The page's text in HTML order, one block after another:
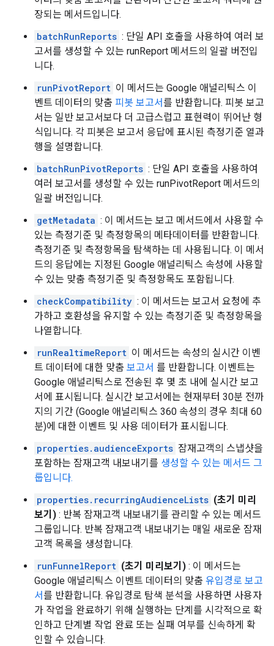
장되는 메서드입니다.
batchRunReports : 단일 API 호출을 사용하여 여러 보
고서를 생성할 수 있는 runReport 메서드의 일괄 버전입
니다.
runPivotReport 이 메서드는 Google 애널리틱스 이
벤트 데이터의 맞춤 피봇 보고서를 반환합니다. 피봇 보고
서는 일반 보고서보다 더 고급스럽고 표현력이 뛰어난 형
식입니다. 각 피봇은 보고서 응답에 표시된 측정기준 열과
행을 설명합니다.
batchRunPivotReports : 단일 API 호출을 사용하여
여러 보고서를 생성할 수 있는 runPivotReport 메서드의
일괄 버전입니다.
getMetadata : 이 메서드는 보고 메서드에서 사용할 수
있는 측정기준 및 측정항목의 메타데이터를 반환합니다.
측정기준 및 측정항목을 탐색하는 데 사용됩니다. 이 메서
드의 응답에는 지정된 Google 애널리틱스 속성에 사용할
수 있는 맞춤 측정기준 및 측정항목도 포함됩니다.
checkCompatibility : 이 메서드는 보고서 요청에 추
가하고 호환성을 유지할 수 있는 측정기준 및 측정항목을
나열합니다.
runRealtimeReport 이 메서드는 속성의 실시간 이벤
트 데이터에 대한 맞춤 보고서 를 반환합니다. 이벤트는
Google 애널리틱스로 전송된 후 몇 초 내에 실시간 보고
서에 표시됩니다. 실시간 보고서에는 현재부터 30분 전까
지의 기간 (Google 애널리틱스 360 속성의 경우 최대 60
분)에 대한 이벤트 및 사용 데이터가 표시됩니다.
properties.audienceExports 잠재고객의 스냅샷을
포함하는 잠재고객 내보내기를 생성할 수 있는 메서드 그
룹입니다.
properties.recurringAudienceLists (초기 미리
보기) : 반복 잠재고객 내보내기를 관리할 수 있는 메서드
그룹입니다. 반복 잠재고객 내보내기는 매일 새로운 잠재
고객 목록을 생성합니다.
runFunnelReport (초기 미리보기) : 이 메서드는
Google 애널리틱스 이벤트 데이터의 맞춤 유입경로 보고
서를 반환합니다. 유입경로 탐색 분석을 사용하면 사용자
가 작업을 완료하기 위해 실행하는 단계를 시각적으로 확
인하고 단계별 작업 완료 또는 실패 여부를 신속하게 확
인할 수 있습니다.